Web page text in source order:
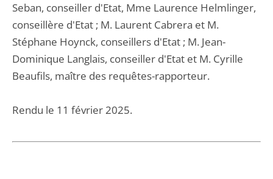
Seban, conseiller d'Etat, Mme Laurence Helmlinger,
conseillère d'Etat ; M. Laurent Cabrera et M.
Stéphane Hoynck, conseillers d'Etat ; M. Jean-
Dominique Langlais, conseiller d'Etat et M. Cyrille
Beaufils, maître des requêtes-rapporteur.
Rendu le 11 février 2025.